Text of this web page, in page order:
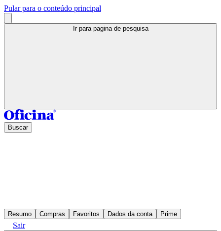
Pular para o conteúdo principal
Ir para pagina de pesquisa
Buscar
Resumo Compras Favoritos Dados da conta Prime
Sair